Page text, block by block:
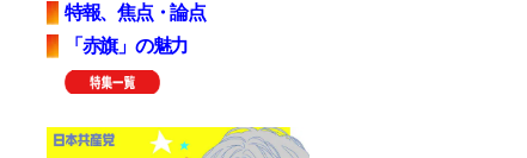
特報、焦点・論点
「赤旗」の魅力